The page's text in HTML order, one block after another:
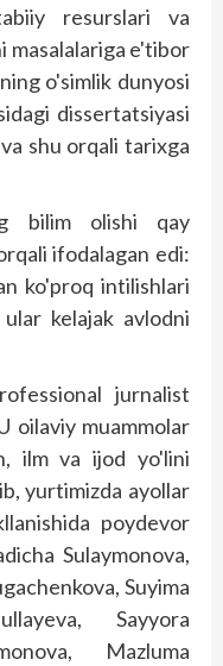
resurslari va
masalalariga e'tibor
o'simlik dunyosi
dissertatsiyasi
shu orqali tarixga
bilim olishi qay
ifodalagan edi:
ko'proq intilishlari
kelajak avlodni
jurnalist
oilaviy muammolar
ilm va ijod yo'lini
yurtimizda ayollar
poydevor
Sulaymonova,
Suyima
Sayyora
Mazluma